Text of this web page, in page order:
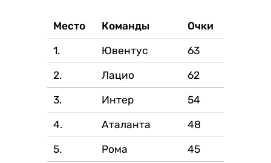
Место Команды Очки
1. Ювентус 63
2. Лацио 62
3. Интер 54
4. Аталанта 48
5. Рома 45